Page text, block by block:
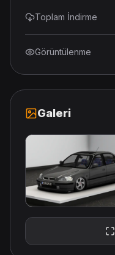
Toplam İndirme
Görüntülenme
Galeri